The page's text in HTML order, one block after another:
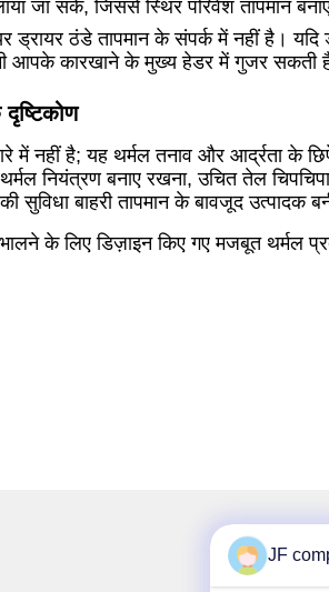
जा सके, जिससे स्थिर परिवेश तापमान
ठंडे तापमान के संपर्क में नहीं है। यदि
आपके कारखाने के मुख्य हेडर में गुजर सकती
में नहीं है; यह थर्मल तनाव और आर्द्रता के
नियंत्रण बनाए रखना, उचित तेल
बाहरी तापमान के बावजूद उत्पादक
के लिए डिज़ाइन किए गए मजबूत थर्मल
JF